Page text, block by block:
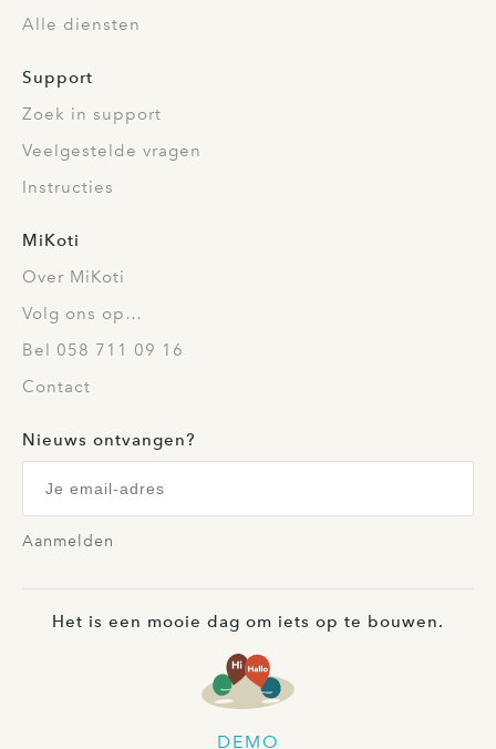
Alle diensten
Support
Zoek in support
Veelgestelde vragen
Instructies
MiKoti
Over MiKoti
Volg ons op…
Bel 058 711 09 16
Contact
Nieuws ontvangen?
Aanmelden
Het is een mooie dag om iets op te bouwen.
DEMO